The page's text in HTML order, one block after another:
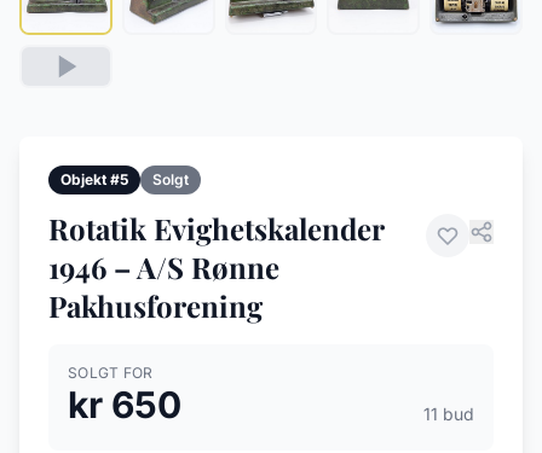
Objekt #5 Solgt
Rotatik Evighetskalender
1946 – A/S Rønne
Pakhusforening
SOLGT FOR
kr 650 11 bud